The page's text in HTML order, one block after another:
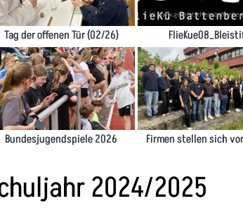
Tag der offenen Tür (02/26)
Bundesjugendspiele 2026 Firmen stellen sich
2024/2025